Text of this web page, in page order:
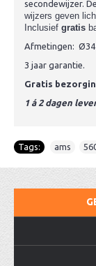
secondewijzer.
wijzers geven
Inclusief gratis
Afmetingen: Ø34
3 jaar garantie.
Gratis
1 á 2 dagen
Tags: ams